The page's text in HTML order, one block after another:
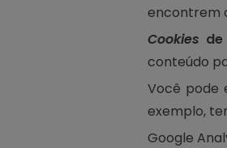
encontrem
Cookies
conteúdo
Você pode
exemplo,
Google